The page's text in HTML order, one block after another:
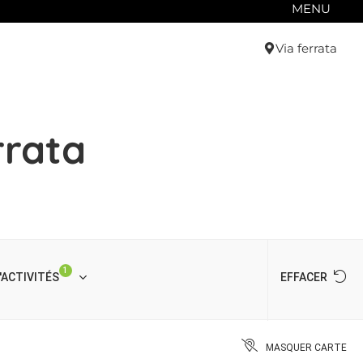
MENU
Via ferrata
1
EFFACER
MASQUER CARTE